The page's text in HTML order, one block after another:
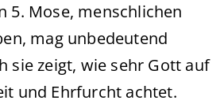
5. Mose, menschlichen
mag unbedeutend
sie zeigt, wie sehr Gott auf
und Ehrfurcht achtet.